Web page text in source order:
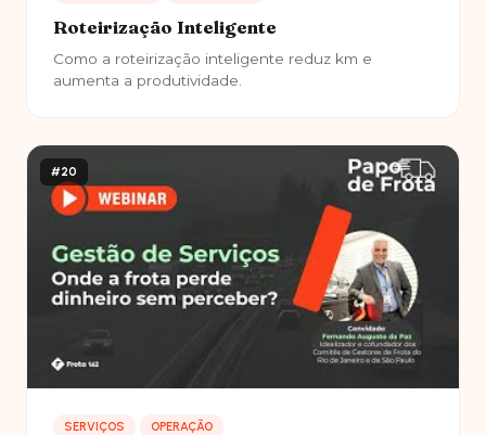
Roteirização Inteligente
Como a roteirização inteligente reduz km e
aumenta a produtividade.
#20
SERVIÇOS OPERAÇÃO